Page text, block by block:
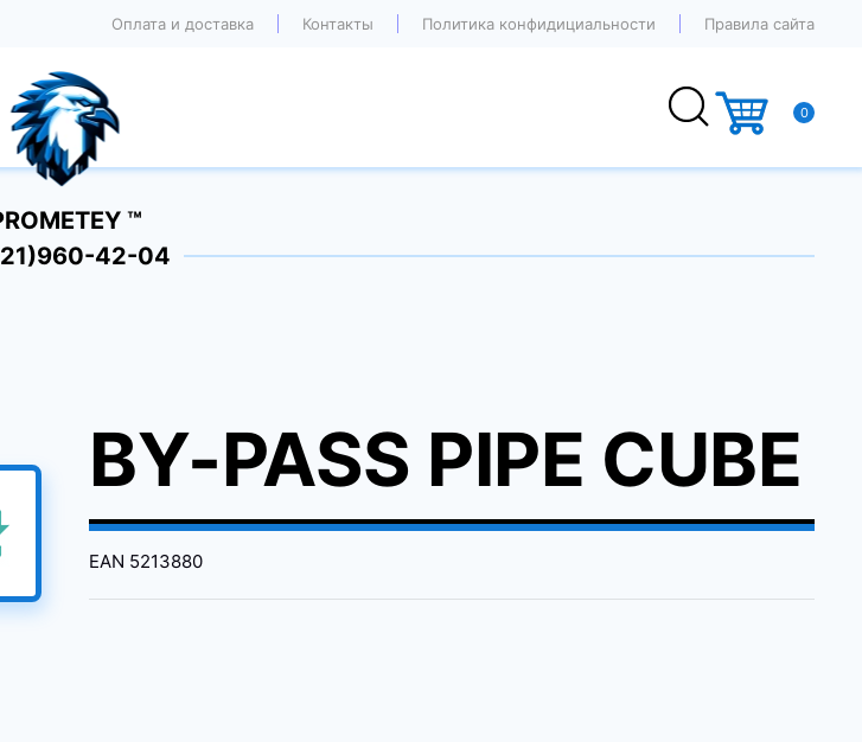
Оплата и доставка Контакты Политика конфидициальности Правила сайта
0
™
42-04
BY-PASS PIPE CUBE
EAN 5213880